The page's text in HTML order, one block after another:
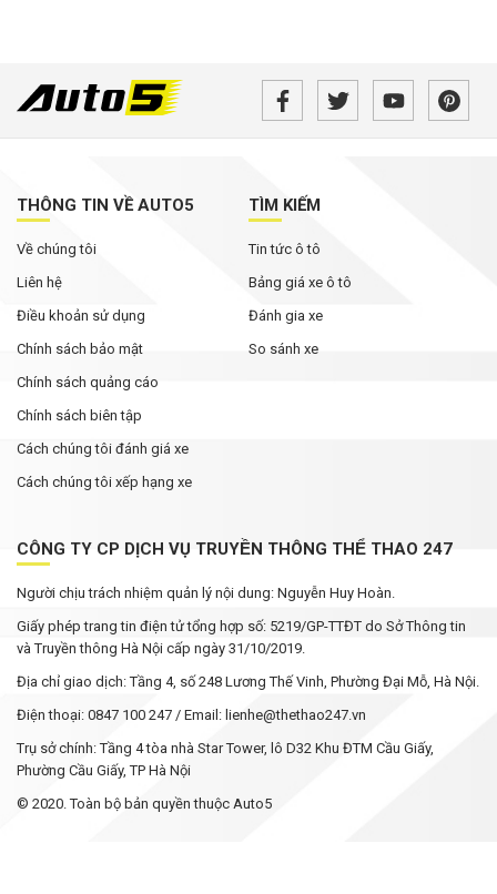
THÔNG TIN VỀ AUTO5
Về chúng tôi
Liên hệ
Điều khoản sử dụng
Chính sách bảo mật
Chính sách quảng cáo
Chính sách biên tập
Cách chúng tôi đánh giá xe
Cách chúng tôi xếp hạng xe
TÌM KIẾM
Tin tức ô tô
Bảng giá xe ô tô
Đánh gia xe
So sánh xe
CÔNG TY CP DỊCH VỤ TRUYỀN THÔNG THỂ THAO 247
Người chịu trách nhiệm quản lý nội dung: Nguyễn Huy Hoàn.
Giấy phép trang tin điện tử tổng hợp số: 5219/GP-TTĐT do Sở Thông tin
và Truyền thông Hà Nội cấp ngày 31/10/2019.
Địa chỉ giao dịch: Tầng 4, số 248 Lương Thế Vinh, Phường Đại Mỗ, Hà Nội.
Điện thoại: 0847 100 247 / Email: lienhe@thethao247.vn
Trụ sở chính: Tầng 4 tòa nhà Star Tower, lô D32 Khu ĐTM Cầu Giấy,
Phường Cầu Giấy, TP Hà Nội
© 2020. Toàn bộ bản quyền thuộc Auto5